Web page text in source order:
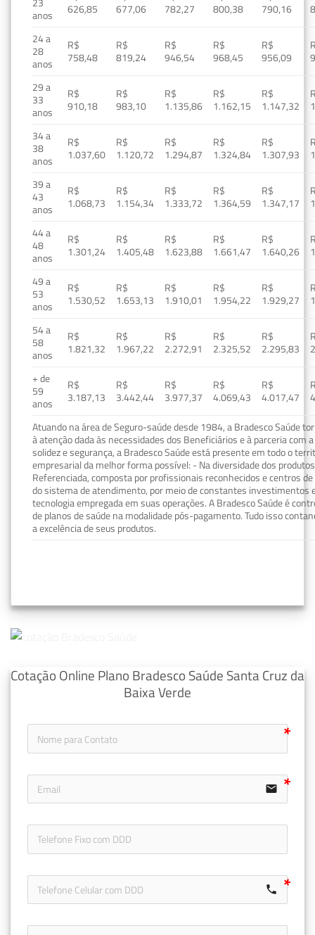
anos
626,85
677,06
782,27
800,38
790,16
24 a
28
anos
R$
758,48
R$
819,24
R$
946,54
R$
968,45
R$
956,09
29 a
33
anos
R$
910,18
R$
983,10
R$
1.135,86
R$
1.162,15
R$
1.147,32
34 a
38
anos
R$
1.037,60
R$
1.120,72
R$
1.294,87
R$
1.324,84
R$
1.307,93
39 a
43
anos
R$
1.068,73
R$
1.154,34
R$
1.333,72
R$
1.364,59
R$
1.347,17
44 a
48
anos
R$
1.301,24
R$
1.405,48
R$
1.623,88
R$
1.661,47
R$
1.640,26
49 a
53
anos
R$
1.530,52
R$
1.653,13
R$
1.910,01
R$
1.954,22
R$
1.929,27
54 a
58
anos
R$
1.821,32
R$
1.967,22
R$
2.272,91
R$
2.325,52
R$
2.295,83
+ de
59
anos
R$
3.187,13
R$
3.442,44
R$
3.977,37
R$
4.069,43
R$
4.017,47
Atuando na área de Seguro-saúde desde 1984, a Bradesco Saúde
à atenção dada às necessidades dos Beneficiários e à parceria com
solidez e segurança, a Bradesco Saúde está presente em todo o
empresarial da melhor forma possível: - Na diversidade dos
Referenciada, composta por profissionais reconhecidos e centros
do sistema de atendimento, por meio de constantes investimentos
tecnologia empregada em suas operações. A Bradesco Saúde é
de planos de saúde na modalidade pós-pagamento. Tudo isso
a excelência de seus produtos.
Cotação Online Plano Bradesco Saúde Santa Cruz da
Baixa Verde
email
call